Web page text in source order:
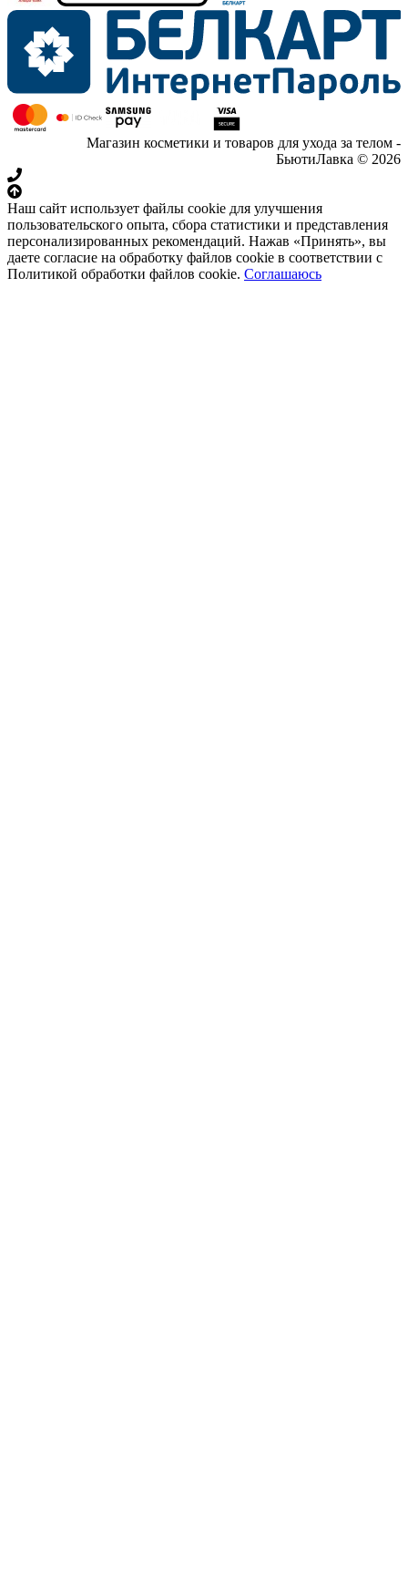
Магазин косметики и товаров для ухода за телом -
БьютиЛавка © 2026
Наш сайт использует файлы cookie для улучшения
пользовательского опыта, сбора статистики и представления
персонализированных рекомендаций. Нажав «Принять», вы
даете согласие на обработку файлов cookie в соответствии с
Политикой обработки файлов cookie. Соглашаюсь